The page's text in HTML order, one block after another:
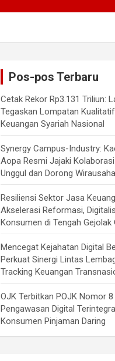
Pos-pos Terbaru
Cetak Rekor Rp3.131 Triliun:
Tegaskan Lompatan
Keuangan Syariah Nasional
Synergy Campus-Industry:
Aopa Resmi Jajaki
Unggul dan Dorong
Resiliensi Sektor Jasa
Akselerasi Reformasi,
Konsumen di Tengah Gejolak
Mencegat Kejahatan Digital
Perkuat Sinergi Lintas
Tracking Keuangan
OJK Terbitkan POJK Nomor
Pengawasan Digital
Konsumen Pinjaman Daring